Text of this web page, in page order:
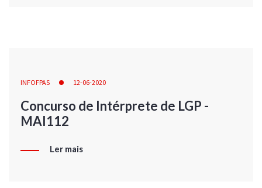
INFOFPAS 12-06-2020
Concurso de Intérprete de LGP -
MAI112
Ler mais